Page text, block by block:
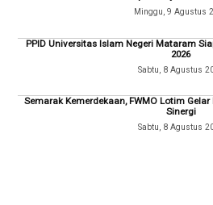
Minggu, 9 Agustus
PPID Universitas Islam Negeri Mataram
2026
Sabtu, 8 Agustus
Semarak Kemerdekaan, FWMO Lotim
Sinergi
Sabtu, 8 Agustus